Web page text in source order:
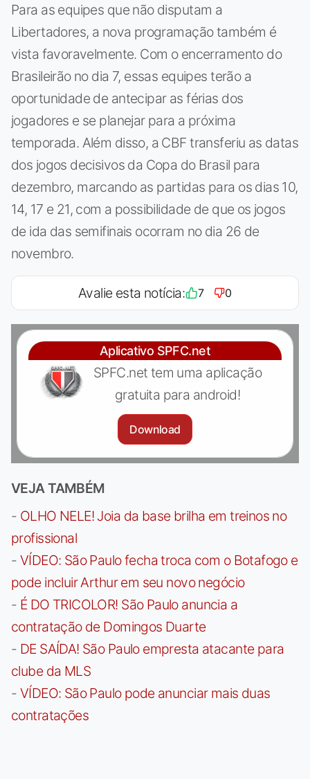
Para as equipes que não disputam a
Libertadores, a nova programação também é
vista favoravelmente. Com o encerramento do
Brasileirão no dia 7, essas equipes terão a
oportunidade de antecipar as férias dos
jogadores e se planejar para a próxima
temporada. Além disso, a CBF transferiu as datas
dos jogos decisivos da Copa do Brasil para
dezembro, marcando as partidas para os dias 10,
14, 17 e 21, com a possibilidade de que os jogos
de ida das semifinais ocorram no dia 26 de
novembro.
Avalie esta notícia: 7 0
Aplicativo SPFC.net
SPFC.net tem uma aplicação
gratuita para android!
Download
VEJA TAMBÉM
- OLHO NELE! Joia da base brilha em treinos no
profissional
- VÍDEO: São Paulo fecha troca com o Botafogo e
pode incluir Arthur em seu novo negócio
- É DO TRICOLOR! São Paulo anuncia a
contratação de Domingos Duarte
- DE SAÍDA! São Paulo empresta atacante para
clube da MLS
- VÍDEO: São Paulo pode anunciar mais duas
contratações